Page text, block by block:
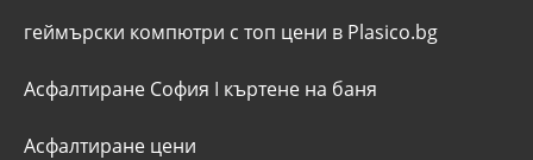
геймърски компютри с топ цени в Plasico.bg
Асфалтиране София I къртене на баня
Асфалтиране цени